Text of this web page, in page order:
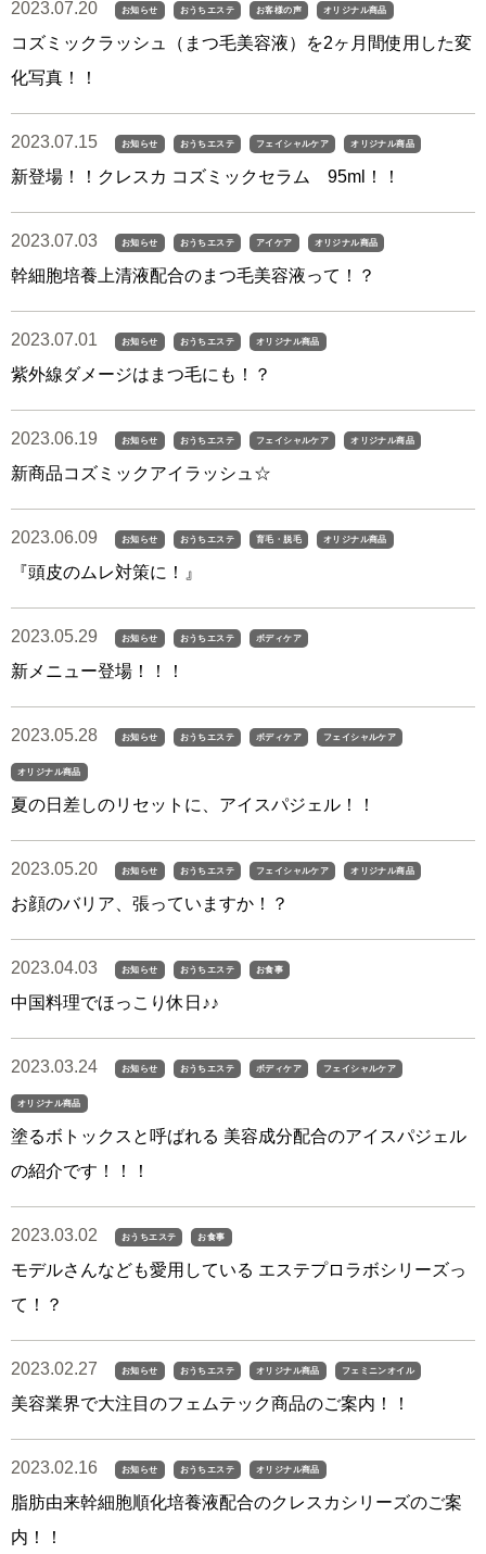
2023.07.20 お知らせ おうちエステ お客様の声 オリジナル商品
コズミックラッシュ（まつ毛美容液）を2ヶ月間使用した変
化写真！！
2023.07.15 お知らせ おうちエステ フェイシャルケア オリジナル商品
新登場！！クレスカ コズミックセラム 95ml！！
2023.07.03 お知らせ おうちエステ アイケア オリジナル商品
幹細胞培養上清液配合のまつ毛美容液って！？
2023.07.01 お知らせ おうちエステ オリジナル商品
紫外線ダメージはまつ毛にも！？
2023.06.19 お知らせ おうちエステ フェイシャルケア オリジナル商品
新商品コズミックアイラッシュ☆
2023.06.09 お知らせ おうちエステ 育毛・脱毛 オリジナル商品
『頭皮のムレ対策に！』
2023.05.29 お知らせ おうちエステ ボディケア
新メニュー登場！！！
2023.05.28 お知らせ おうちエステ ボディケア フェイシャルケア
オリジナル商品
夏の日差しのリセットに、アイスパジェル！！
2023.05.20 お知らせ おうちエステ フェイシャルケア オリジナル商品
お顔のバリア、張っていますか！？
2023.04.03 お知らせ おうちエステ お食事
中国料理でほっこり休日♪♪
2023.03.24 お知らせ おうちエステ ボディケア フェイシャルケア
オリジナル商品
塗るボトックスと呼ばれる 美容成分配合のアイスパジェル
の紹介です！！！
2023.03.02 おうちエステ お食事
モデルさんなども愛用している エステプロラボシリーズっ
て！？
2023.02.27 お知らせ おうちエステ オリジナル商品 フェミニンオイル
美容業界で大注目のフェムテック商品のご案内！！
2023.02.16 お知らせ おうちエステ オリジナル商品
脂肪由来幹細胞順化培養液配合のクレスカシリーズのご案
内！！